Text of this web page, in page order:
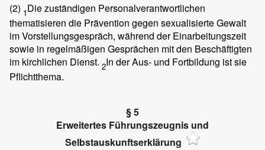
(2) 1Die zuständigen Personalverantwortlichen
thematisieren die Prävention gegen sexualisierte Gewalt
im Vorstellungsgespräch, während der Einarbeitungszeit
sowie in regelmäßigen Gesprächen mit den Beschäftigten
im kirchlichen Dienst. 2In der Aus- und Fortbildung ist sie
Pflichtthema.
§ 5
Erweitertes Führungszeugnis und
Selbstauskunftserklärung